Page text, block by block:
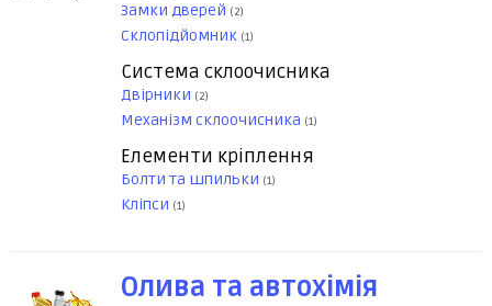
Замки дверей (2)
Склопідйомник (1)
Система склоочисника
Двірники (2)
Механізм склоочисника (1)
Елементи кріплення
Болти та шпильки (1)
Кліпси (1)
Олива та автохімія